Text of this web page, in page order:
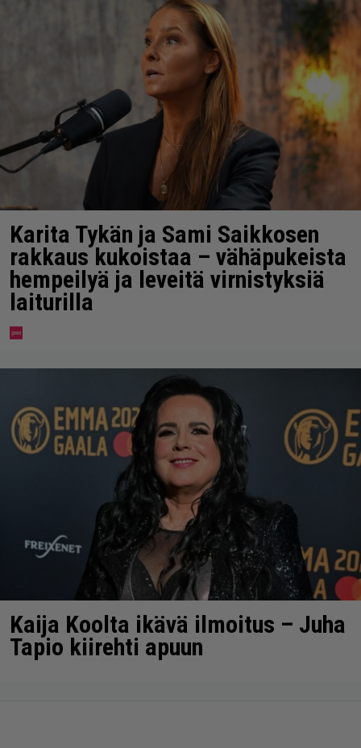
Karita Tykän ja Sami Saikkosen
rakkaus kukoistaa – vähäpukeista
hempeilyä ja leveitä virnistyksiä
laiturilla
Kaija Koolta ikävä ilmoitus – Juha
Tapio kiirehti apuun